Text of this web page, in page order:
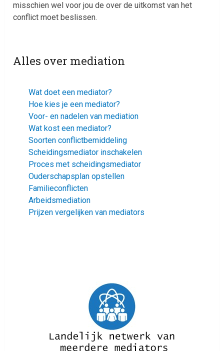
misschien wel voor jou de over de uitkomst van het
conflict moet beslissen.
Alles over mediation
Wat doet een mediator?
Hoe kies je een mediator?
Voor- en nadelen van mediation
Wat kost een mediator?
Soorten conflictbemiddeling
Scheidingsmediator inschakelen
Proces met scheidingsmediator
Ouderschapsplan opstellen
Familieconflicten
Arbeidsmediation
Prijzen vergelijken van mediators